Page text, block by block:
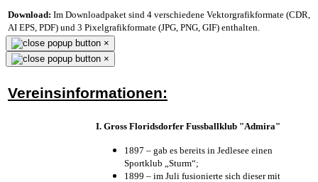
Download: Im Downloadpaket sind 4 verschiedene Vektorgrafikformate (CDR,
AI EPS, PDF) und 3 Pixelgrafikformate (JPG, PNG, GIF) enthalten.
×
×
Vereinsinformationen:
I. Gross Floridsdorfer Fussballklub "Admira"
1897 – gab es bereits in Jedlesee einen
Sportklub „Sturm“;
1899 – im Juli fusionierte sich dieser mit